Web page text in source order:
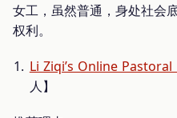
女工，虽然普通，身处社会
权利。
Li Ziqi’s Online Pastoral
人】